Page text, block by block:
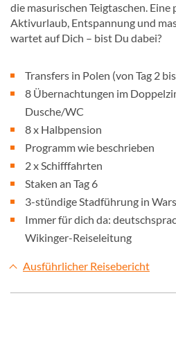
die masurischen Teigtaschen.
Aktivurlaub, Entspannung und
wartet auf Dich – bist Du dabei?
Transfers in Polen (von Tag 2 bis
8 Übernachtungen im
Dusche/WC
8 x Halbpension
Programm wie beschrieben
2 x Schifffahrten
Staken an Tag 6
3-stündige Stadführung in
Immer für dich da:
Wikinger-Reiseleitung
Ausführlicher Reisebericht